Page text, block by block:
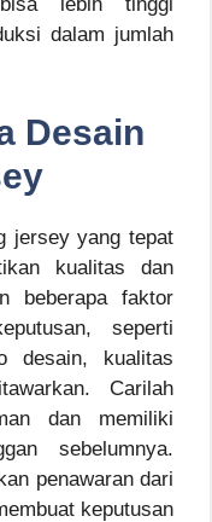
dalam jumlah
Desain
jersey yang tepat
kualitas dan
beberapa faktor
seperti
desain, kualitas
Carilah
dan memiliki
sebelumnya.
penawaran dari
keputusan